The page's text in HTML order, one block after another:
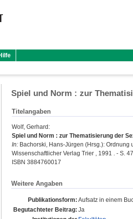
Spiel und Norm : zur
Titelangaben
Wolf, Gerhard :
Spiel und Norm : zur Thematisierung der
In: Bachorski, Hans-Jürgen (Hrsg.): Ordnung
Wissenschaftlicher Verlag Trier , 1991 . - S.
ISBN 3884760017
Weitere Angaben
Publikationsform: Aufsatz in einem
Begutachteter Beitrag: Ja